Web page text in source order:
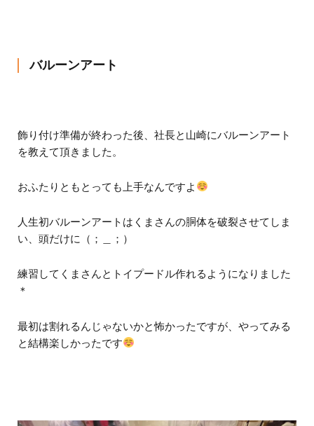
バルーンアート
飾り付け準備が終わった後、社長と山崎にバルーンアート
を教えて頂きました。
おふたりともとっても上手なんですよ
人生初バルーンアートはくまさんの胴体を破裂させてしま
い、頭だけに（；＿；）
練習してくまさんとトイプードル作れるようになりました
＊
最初は割れるんじゃないかと怖かったですが、やってみる
と結構楽しかったです